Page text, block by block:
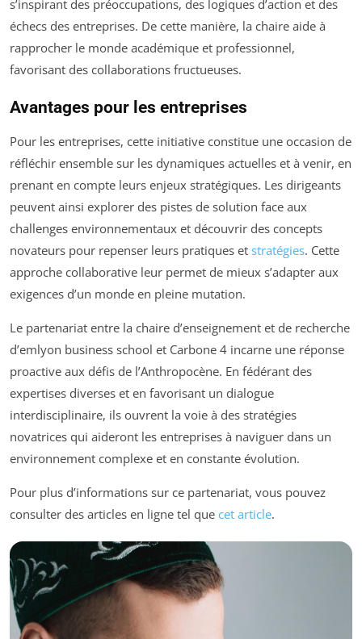
s’inspirant des préoccupations, des logiques d’action et des
échecs des entreprises. De cette manière, la chaire aide à
rapprocher le monde académique et professionnel,
favorisant des collaborations fructueuses.
Avantages pour les entreprises
Pour les entreprises, cette initiative constitue une occasion de
réfléchir ensemble sur les dynamiques actuelles et à venir, en
prenant en compte leurs enjeux stratégiques. Les dirigeants
peuvent ainsi explorer des pistes de solution face aux
challenges environnementaux et découvrir des concepts
novateurs pour repenser leurs pratiques et stratégies. Cette
approche collaborative leur permet de mieux s’adapter aux
exigences d’un monde en pleine mutation.
Le partenariat entre la chaire d’enseignement et de recherche
d’emlyon business school et Carbone 4 incarne une réponse
proactive aux défis de l’Anthropocène. En fédérant des
expertises diverses et en favorisant un dialogue
interdisciplinaire, ils ouvrent la voie à des stratégies
novatrices qui aideront les entreprises à naviguer dans un
environnement complexe et en constante évolution.
Pour plus d’informations sur ce partenariat, vous pouvez
consulter des articles en ligne tel que cet article.